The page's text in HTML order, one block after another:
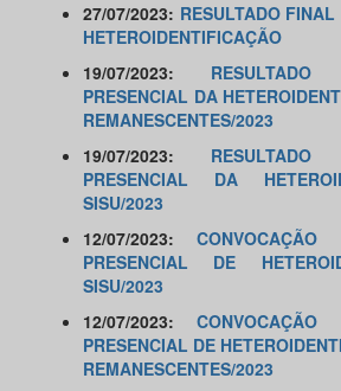
27/07/2023: RESULTADO
HETEROIDENTIFICAÇÃO
19/07/2023:
PRESENCIAL DA
REMANESCENTES/2023
19/07/2023:
PRESENCIAL DA
SISU/2023
12/07/2023:
PRESENCIAL DE
SISU/2023
12/07/2023:
PRESENCIAL DE
REMANESCENTES/2023